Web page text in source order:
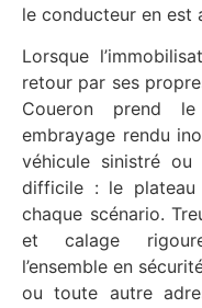
le conducteur en est
Lorsque
retour par ses
Coueron prend
embrayage rendu
véhicule sinistré
difficile : le
chaque scénario.
et calage
l’ensemble en
ou toute autre